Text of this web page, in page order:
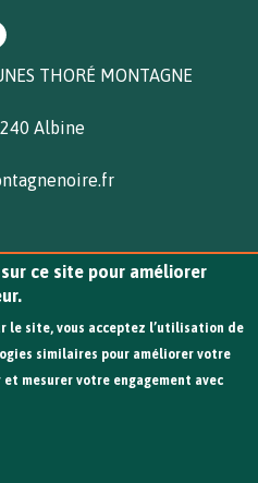
THORÉ MONTAGNE
Albine
ce site pour améliorer
le site, vous acceptez l’utilisation de
similaires pour améliorer votre
mesurer votre engagement avec